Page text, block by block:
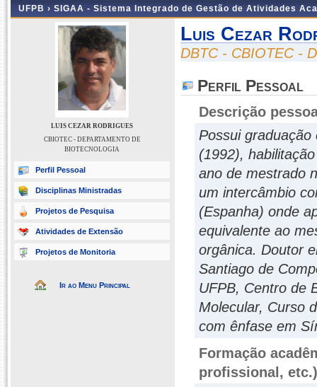
UFPB › SIGAA - Sistema Integrado de Gestão de Atividades
LUIS CEZAR RODRIGUES
CBIOTEC - DEPARTAMENTO DE
BIOTECNOLOGIA
Perfil Pessoal
Disciplinas Ministradas
Projetos de Pesquisa
Atividades de Extensão
Projetos de Monitoria
Ir ao Menu Principal
Luis Cezar
DBTC - CBIOTEC -
Perfil Pessoal
Descrição
Possui
(1992),
ano de mestrado
um intercâmbio
(Espanha) onde
equivalente ao
orgânica. Doutor
Santiago de
UFPB, Centro de
Molecular, Curso
com ênfase em
Formação
profissional, etc.)